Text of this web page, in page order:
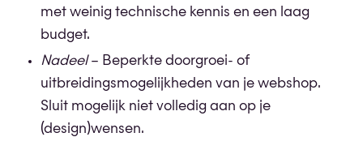
met weinig technische kennis en een laag
budget.
Nadeel– Beperkte doorgroei- of
uitbreidingsmogelijkheden van je webshop.
Sluit mogelijk niet volledig aan op je
(design)wensen.